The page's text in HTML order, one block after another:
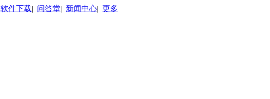
软件下载| 问答堂| 新闻中心| 更多